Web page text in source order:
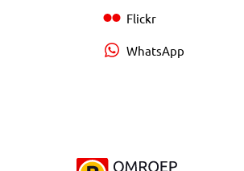
Flickr
WhatsApp